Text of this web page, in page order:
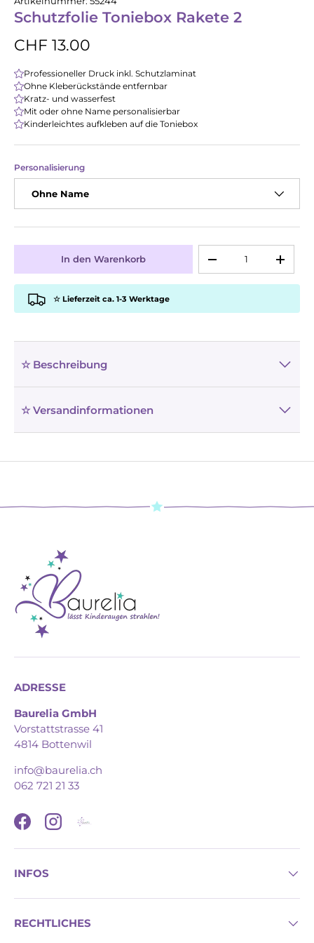
Schutzfolie Toniebox Rakete 2
CHF 13.00
Professioneller Druck inkl. Schutzlaminat
Ohne Kleberückstände entfernbar
Kratz- und wasserfest
Mit oder ohne Name personalisierbar
Kinderleichtes aufkleben auf die Toniebox
Personalisierung
Ohne Name
-
+
In den Warenkorb
☆ Lieferzeit ca. 1-3 Werktage
☆ Beschreibung
☆ Versandinformationen
ADRESSE
Baurelia GmbH
Vorstattstrasse 41
4814 Bottenwil
info@baurelia.ch
062 721 21 33
FacebookInstagram
INFOS
RECHTLICHES